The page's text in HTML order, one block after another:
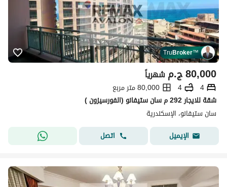
TruBroker™
ج.م80,000 شهرياً
4
4
80,000 متر مربع
شقة للايجار 292 م سان ستيفانو (الفورسيزون )
سان ستيفانو، الإسكندرية
الإيميل
اتصل